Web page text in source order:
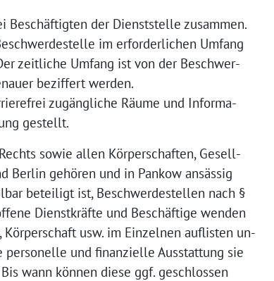
Beschäftigten der Dienststelle zusammen.
im erforderlichen Umfang
zeitliche Umfang ist von der Beschwer-
beziffert werden.
zugängliche Räume und Informa-
gestellt.
sowie allen Körperschaften, Gesell-
Berlin gehören und in Pankow ansässig
beteiligt ist, Beschwerdestellen nach §
Dienstkräfte und Beschäftige wenden
usw. im Einzelnen auflisten un-
und finanzielle Ausstattung sie
wann können diese ggf. geschlossen